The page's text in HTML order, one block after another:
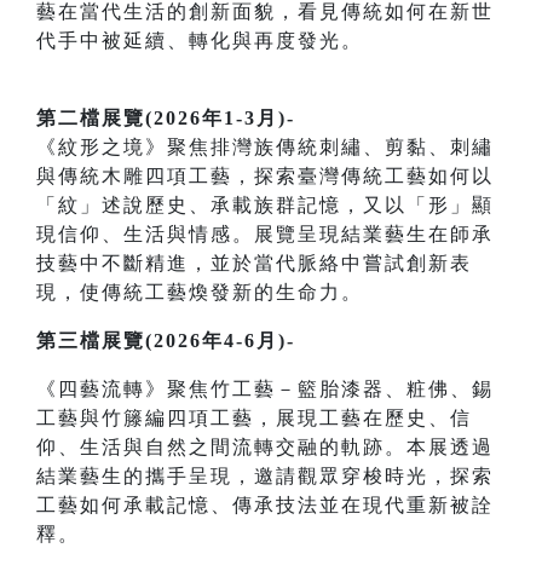
藝在當代生活的創新面貌，看見傳統如何在新世
代手中被延續、轉化與再度發光。
第二檔展覽(2026年1-3月)-
《紋形之境》聚焦排灣族傳統刺繡、剪黏、刺繡
與傳統木雕四項工藝，探索臺灣傳統工藝如何以
「紋」述說歷史、承載族群記憶，又以「形」顯
現信仰、生活與情感。展覽呈現結業藝生在師承
技藝中不斷精進，並於當代脈絡中嘗試創新表
現，使傳統工藝煥發新的生命力。
第三檔展覽(2026年4-6月)-
《四藝流轉》聚焦竹工藝－籃胎漆器、粧佛、錫
工藝與竹籐編四項工藝，展現工藝在歷史、信
仰、生活與自然之間流轉交融的軌跡。本展透過
結業藝生的攜手呈現，邀請觀眾穿梭時光，探索
工藝如何承載記憶、傳承技法並在現代重新被詮
釋。